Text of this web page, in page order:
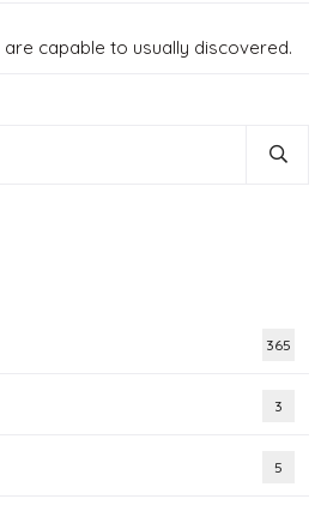
are capable to usually discovered.
365
3
5